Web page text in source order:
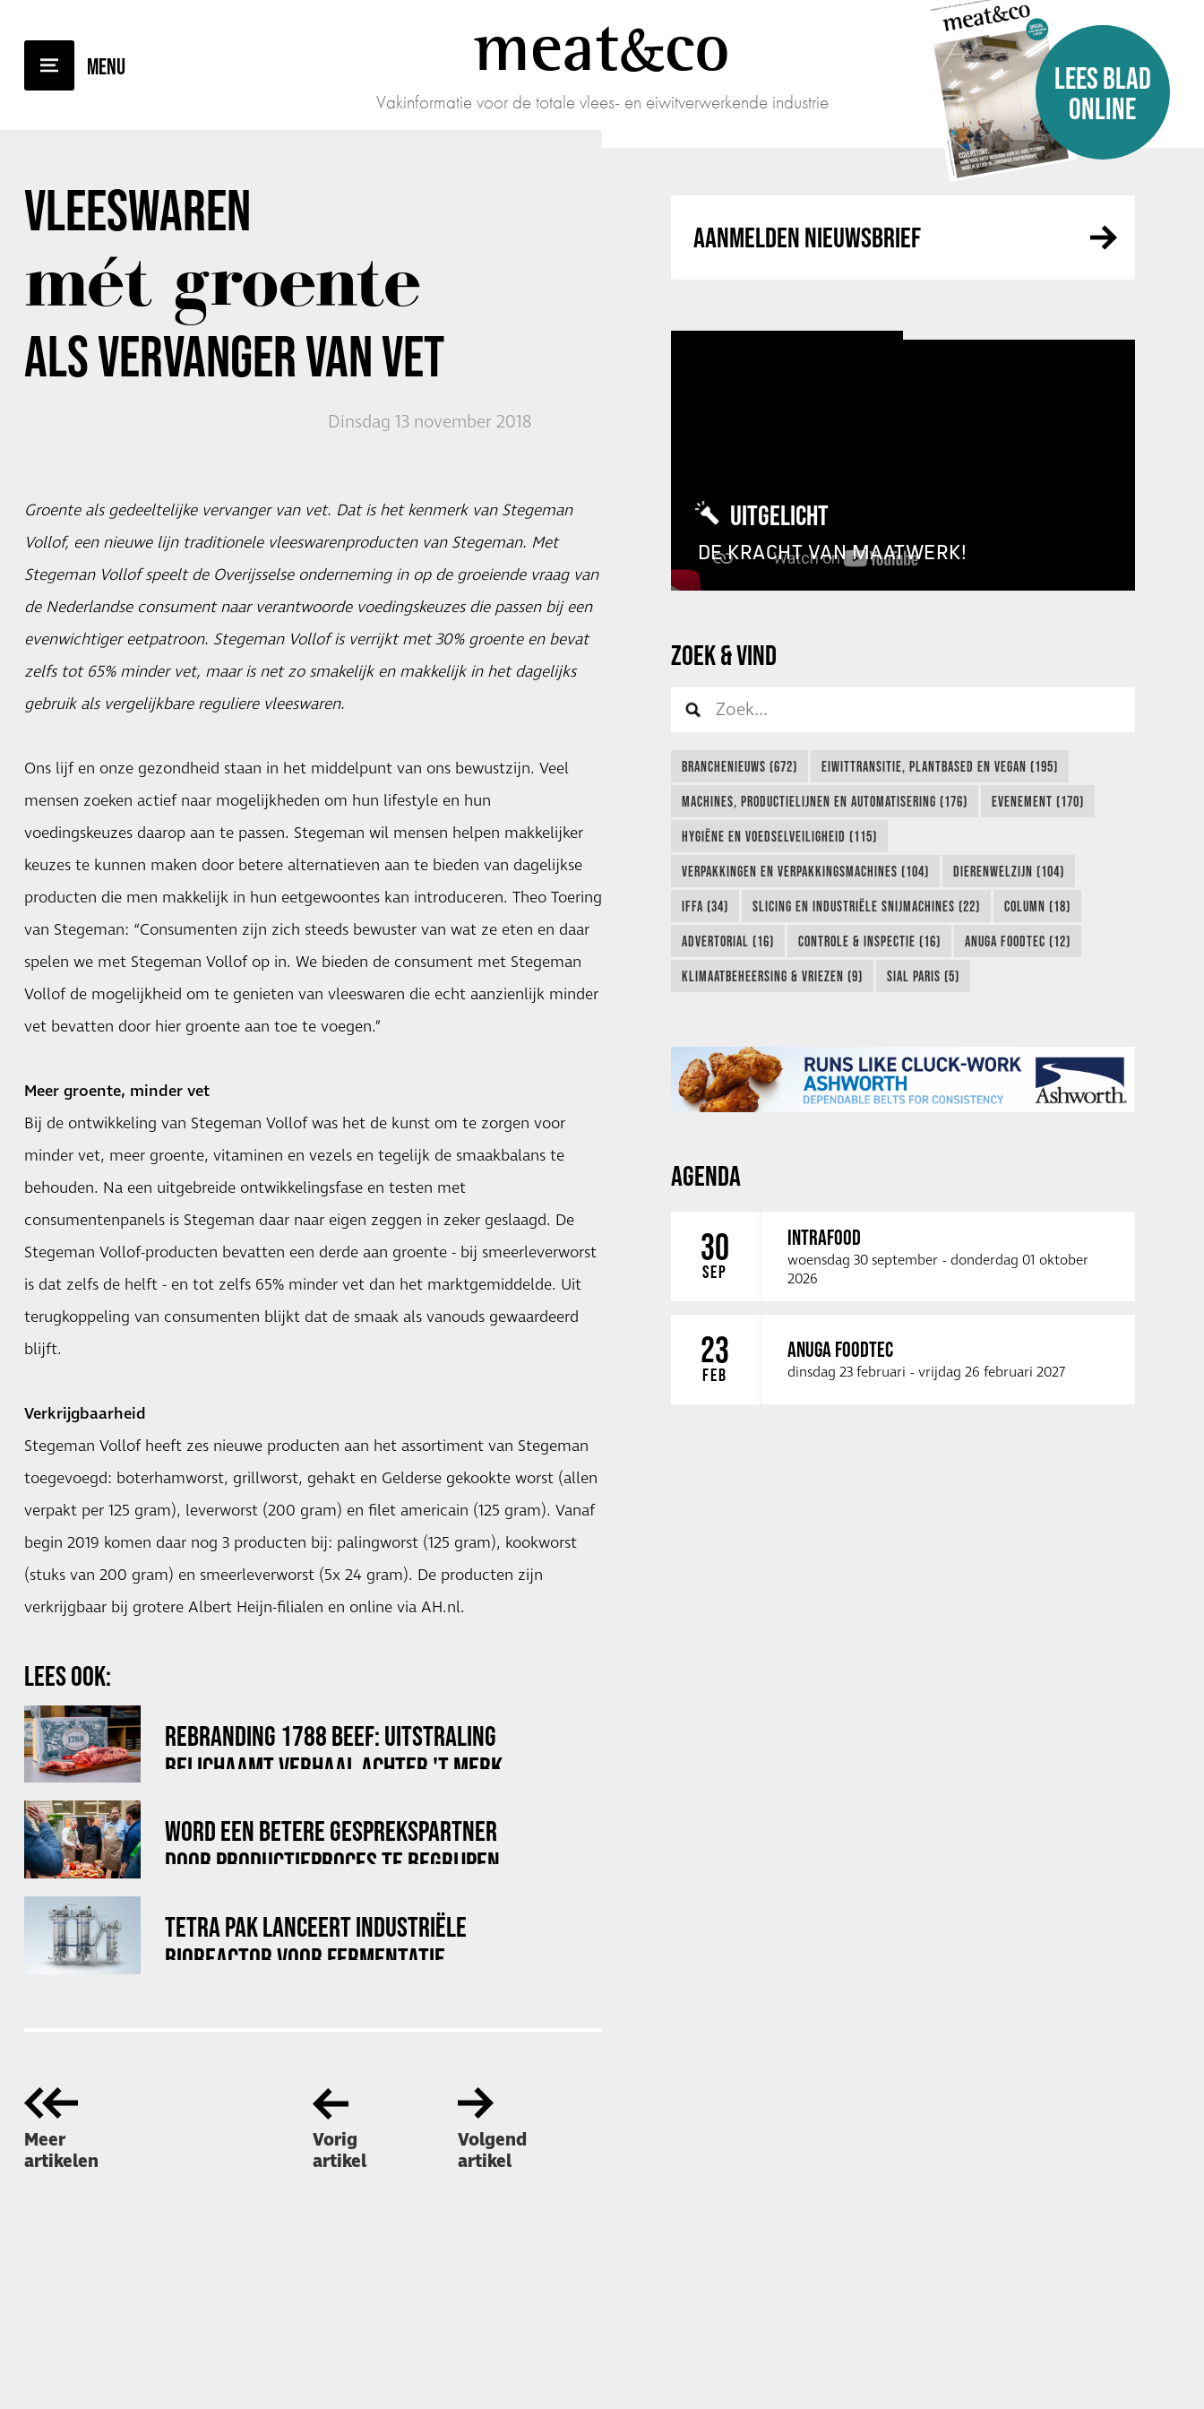
meatco
Vakinformatie voor de totale vlees- en eiwitverwerkende industrie
LEES BLAD
ONLINE
VLEESWAREN
mét groente
ALS VERVANGER VAN VET
Dinsdag 13 november 2018
Groente als gedeeltelijke vervanger van vet. Dat is het kenmerk van Stegeman
Vollof, een nieuwe lijn traditionele vleeswarenproducten van Stegeman. Met
Stegeman Vollof speelt de Overijsselse onderneming in op de groeiende vraag van
de Nederlandse consument naar verantwoorde voedingskeuzes die passen bij een
evenwichtiger eetpatroon. Stegeman Vollof is verrijkt met 30% groente en bevat
zelfs tot 65% minder vet, maar is net zo smakelijk en makkelijk in het dagelijks
gebruik als vergelijkbare reguliere vleeswaren.
Ons lijf en onze gezondheid staan in het middelpunt van ons bewustzijn. Veel
mensen zoeken actief naar mogelijkheden om hun lifestyle en hun
voedingskeuzes daarop aan te passen. Stegeman wil mensen helpen makkelijker
keuzes te kunnen maken door betere alternatieven aan te bieden van dagelijkse
producten die men makkelijk in hun eetgewoontes kan introduceren. Theo Toering
van Stegeman: “Consumenten zijn zich steeds bewuster van wat ze eten en daar
spelen we met Stegeman Vollof op in. We bieden de consument met Stegeman
Vollof de mogelijkheid om te genieten van vleeswaren die echt aanzienlijk minder
vet bevatten door hier groente aan toe te voegen.”
Meer groente, minder vet
Bij de ontwikkeling van Stegeman Vollof was het de kunst om te zorgen voor
minder vet, meer groente, vitaminen en vezels en tegelijk de smaakbalans te
behouden. Na een uitgebreide ontwikkelingsfase en testen met
consumentenpanels is Stegeman daar naar eigen zeggen in zeker geslaagd. De
Stegeman Vollof-producten bevatten een derde aan groente - bij smeerleverworst
is dat zelfs de helft - en tot zelfs 65% minder vet dan het marktgemiddelde. Uit
terugkoppeling van consumenten blijkt dat de smaak als vanouds gewaardeerd
blijft.
Verkrijgbaarheid
Stegeman Vollof heeft zes nieuwe producten aan het assortiment van Stegeman
toegevoegd: boterhamworst, grillworst, gehakt en Gelderse gekookte worst (allen
verpakt per 125 gram), leverworst (200 gram) en filet americain (125 gram). Vanaf
begin 2019 komen daar nog 3 producten bij: palingworst (125 gram), kookworst
(stuks van 200 gram) en smeerleverworst (5x 24 gram). De producten zijn
verkrijgbaar bij grotere Albert Heijn-filialen en online via AH.nl.
LEES OOK:
REBRANDING 1788 BEEF: UITSTRALING
BELICHAAMT VERHAAL ACHTER 'T MERK
WORD EEN BETERE GESPREKSPARTNER
DOOR PRODUCTIEPROCES TE BEGRIJPEN
TETRA PAK LANCEERT INDUSTRIËLE
BIOREACTOR VOOR FERMENTATIE
Meer
artikelen
Vorig
artikel
Volgend
artikel
AANMELDEN NIEUWSBRIEF
UITGELICHT
DE KRACHT VAN MAATWERK!
ZOEK & VIND
BRANCHENIEUWS (672) EIWITTRANSITIE, PLANTBASED EN VEGAN (195)
MACHINES, PRODUCTIELIJNEN EN AUTOMATISERING (176) EVENEMENT (170)
HYGIËNE EN VOEDSELVEILIGHEID (115)
VERPAKKINGEN EN VERPAKKINGSMACHINES (104) DIERENWELZIJN (104)
IFFA (34) SLICING EN INDUSTRIËLE SNIJMACHINES (22) COLUMN (18)
ADVERTORIAL (16) CONTROLE & INSPECTIE (16) ANUGA FOODTEC (12)
KLIMAATBEHEERSING & VRIEZEN (9) SIAL PARIS (5)
AGENDA
30
SEP
INTRAFOOD
woensdag 30 september - donderdag 01 oktober
2026
23
FEB
ANUGA FOODTEC
dinsdag 23 februari - vrijdag 26 februari 2027